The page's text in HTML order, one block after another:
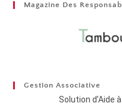
Magazine Des
Gestion Associative
Solution d’Aide